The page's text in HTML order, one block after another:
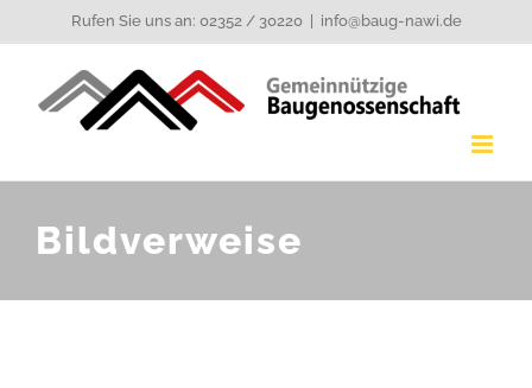
springen
Rufen Sie uns an: 02352 / 30220 info@baug-nawi.de
Bildverweise